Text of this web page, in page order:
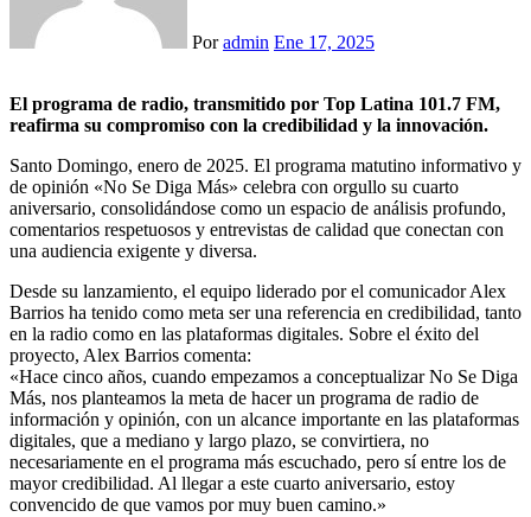
Poradmin Ene 17, 2025
El programa de radio, transmitido por Top Latina 101.7 FM,
reafirma su compromiso con la credibilidad y la innovación.
Santo Domingo, enero de 2025. El programa matutino informativo y
de opinión «No Se Diga Más» celebra con orgullo su cuarto
aniversario, consolidándose como un espacio de análisis profundo,
comentarios respetuosos y entrevistas de calidad que conectan con
una audiencia exigente y diversa.
Desde su lanzamiento, el equipo liderado por el comunicador Alex
Barrios ha tenido como meta ser una referencia en credibilidad, tanto
en la radio como en las plataformas digitales. Sobre el éxito del
proyecto, Alex Barrios comenta:
«Hace cinco años, cuando empezamos a conceptualizar No Se Diga
Más, nos planteamos la meta de hacer un programa de radio de
información y opinión, con un alcance importante en las plataformas
digitales, que a mediano y largo plazo, se convirtiera, no
necesariamente en el programa más escuchado, pero sí entre los de
mayor credibilidad. Al llegar a este cuarto aniversario, estoy
convencido de que vamos por muy buen camino.»